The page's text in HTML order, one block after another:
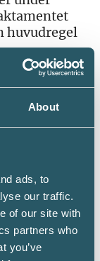
About
ads, to
our traffic.
of our site with
partners who
you’ve
huvudregel
120 kr
42 kr
24 kr